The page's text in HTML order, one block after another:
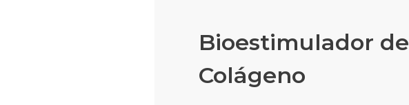
Bioestimulador de
Colágeno